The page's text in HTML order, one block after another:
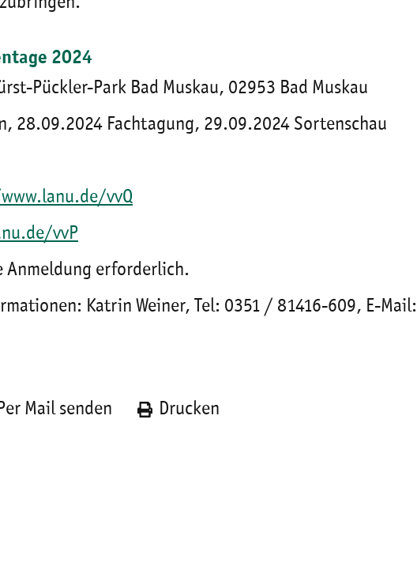
2024
Pückler-Park Bad Muskau, 02953 Bad Muskau
28.09.2024 Fachtagung, 29.09.2024 Sortenschau
vvQ
vvP
Anmeldung erforderlich.
Katrin Weiner, Tel: 0351 / 81416-609, E-Mail:
Mail senden Drucken